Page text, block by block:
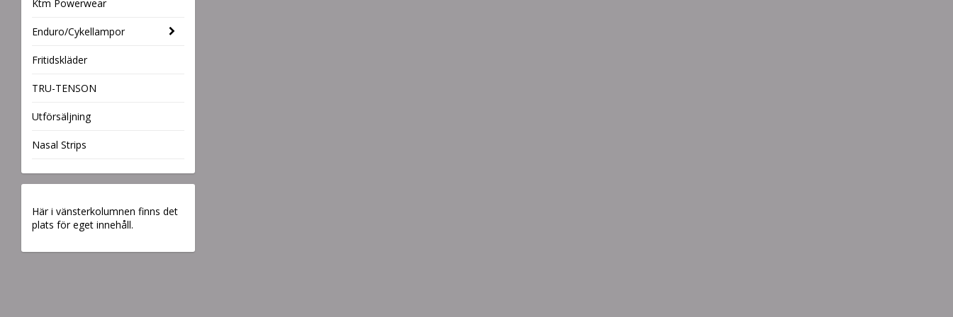
Ktm Powerwear
Enduro/Cykellampor
Fritidskläder
TRU-TENSON
Utförsäljning
Nasal Strips
Här i vänsterkolumnen finns det
plats för eget innehåll.